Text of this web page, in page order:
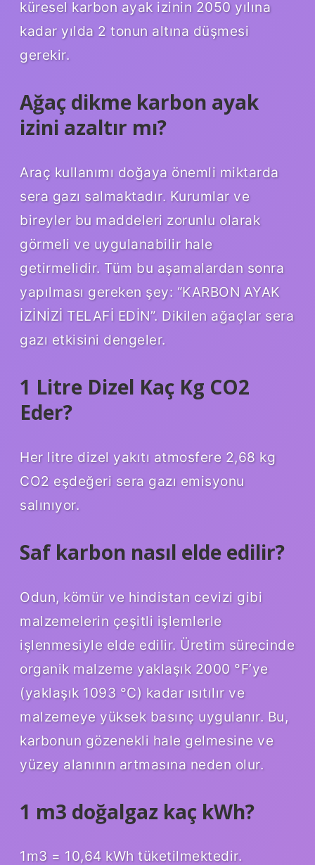
küresel karbon ayak izinin 2050 yılına
kadar yılda 2 tonun altına düşmesi
gerekir.
Ağaç dikme karbon ayak
izini azaltır mı?
Araç kullanımı doğaya önemli miktarda
sera gazı salmaktadır. Kurumlar ve
bireyler bu maddeleri zorunlu olarak
görmeli ve uygulanabilir hale
getirmelidir. Tüm bu aşamalardan sonra
yapılması gereken şey: “KARBON AYAK
İZİNİZİ TELAFİ EDİN”. Dikilen ağaçlar sera
gazı etkisini dengeler.
1 Litre Dizel Kaç Kg CO2
Eder?
Her litre dizel yakıtı atmosfere 2,68 kg
CO2 eşdeğeri sera gazı emisyonu
salınıyor.
Saf karbon nasıl elde edilir?
Odun, kömür ve hindistan cevizi gibi
malzemelerin çeşitli işlemlerle
işlenmesiyle elde edilir. Üretim sürecinde
organik malzeme yaklaşık 2000 °F’ye
(yaklaşık 1093 °C) kadar ısıtılır ve
malzemeye yüksek basınç uygulanır. Bu,
karbonun gözenekli hale gelmesine ve
yüzey alanının artmasına neden olur.
1 m3 doğalgaz kaç kWh?
1m3 = 10,64 kWh tüketilmektedir.